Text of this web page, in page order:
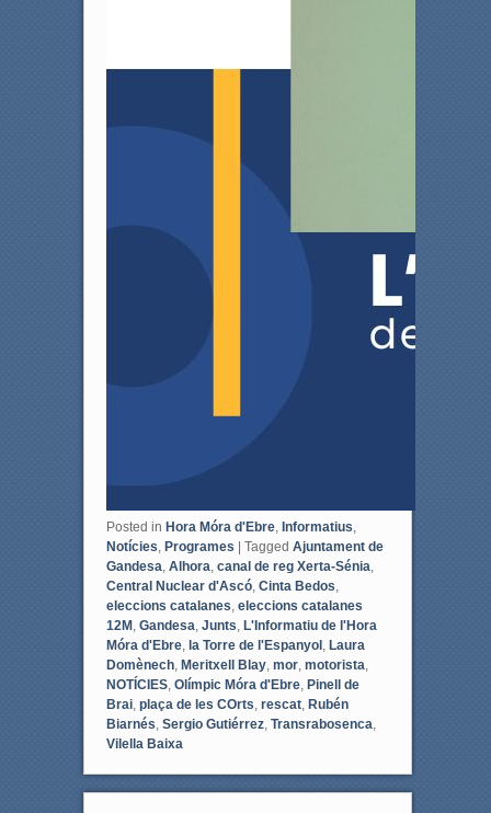
Posted in Hora Móra d'Ebre, Informatius,
Notícies, Programes Tagged Ajuntament de
Gandesa, Alhora, canal de reg Xerta-Sénia,
Central Nuclear d'Ascó, Cinta Bedos,
eleccions catalanes, eleccions catalanes
12M , Gandesa, Junts, L'Informatiu de l'Hora
Móra d'Ebre, la Torre de l'Espanyol , Laura
Domènech, Meritxell Blay, mor, motorista,
NOTÍCIES, Olímpic Móra d'Ebre, Pinell de
Brai, plaça de les COrts, rescat, Rubén
Biarnés, Sergio Gutiérrez, Transrabosenca,
Vilella Baixa